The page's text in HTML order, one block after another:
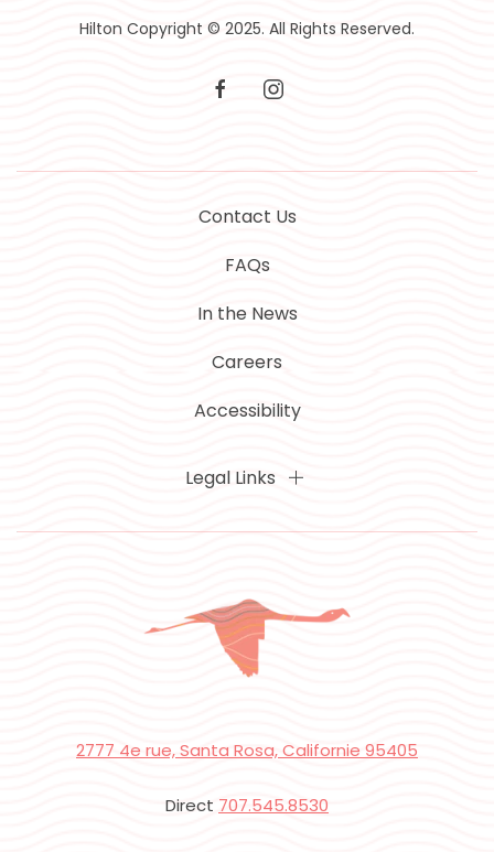
Hilton Copyright © 2025. All Rights Reserved.
facebookinstagram
Contact Us
FAQs
In the News
Careers
Accessibility
Legal Links
2777 4e rue, Santa Rosa, Californie 95405
Direct 707.545.8530